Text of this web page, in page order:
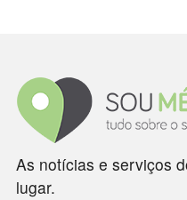
As notícias e serviços
lugar.